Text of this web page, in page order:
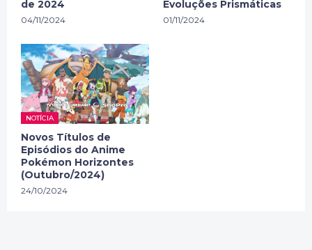
de 2024
04/11/2024
Evoluções Prismáticas
01/11/2024
NOTÍCIA
Novos Títulos de
Episódios do Anime
Pokémon Horizontes
(Outubro/2024)
24/10/2024